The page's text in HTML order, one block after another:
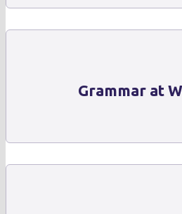
Grammar at